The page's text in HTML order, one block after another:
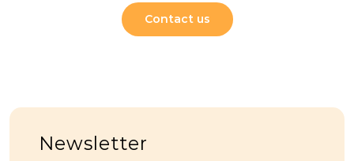
Contact us
Newsletter